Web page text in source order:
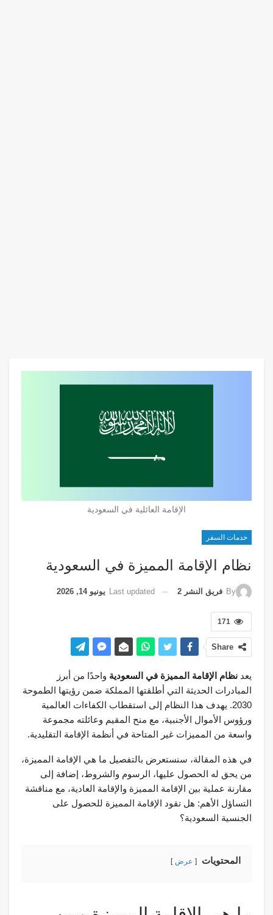
الإقامة العائلية في السعودية
خدمات السفر
نظام الإقامة المميزة في السعودية
By فريق النشر 2 Last updated يونيو 14, 2026
171
Share
يعد نظام الإقامة المميزة في السعودية واحدًا من أبرز
المبادرات الحديثة التي أطلقتها المملكة ضمن رؤيتها الطموحة
2030. يهدف هذا النظام إلى استقطاب الكفاءات العالمية
ورؤوس الأموال الأجنبية، مع منح المقيم وعائلته مجموعة
واسعة من المميزات غير المتاحة في أنظمة الإقامة التقليدية.
في هذه المقالة، سنستعرض بالتفصيل ما هي الإقامة المميزة،
من يحق له الحصول عليها، الرسوم والشروط، إضافة إلى
مقارنة عملية بين الإقامة المميزة والإقامة العادية، مع مناقشة
التساؤل الأهم: هل تقود الإقامة المميزة للحصول على
الجنسية السعودية؟
المحتويات عرض